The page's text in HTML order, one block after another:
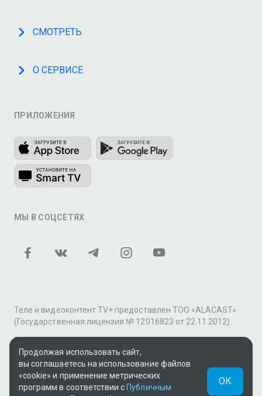
СМОТРЕТЬ
О СЕРВИСЕ
ПРИЛОЖЕНИЯ
МЫ В СОЦСЕТЯХ
Теле и видеоконтент TV+ предоставлен ТОО «ALACAST»
(Государственная лицензия № 12016823 от 22.11.2012).
В рамках услуги «Видео по подписке» для «Пакета
фильмов и сериалов tv+» контент предоставляется
онлайн-кинотеатром MEGOGO.
Поддержка: tvplus@telecom.kz
Продолжая использовать сайт,
вы соглашаетесь на использование файлов
«cookie» и применение метрических
программ в соответствии с Публичным
ОК